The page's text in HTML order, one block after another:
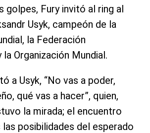
golpes, Fury invitó al ring al
Usyk, campeón de la
la Federación
Organización Mundial.
a Usyk, “No vas a poder,
qué vas a hacer”, quien,
la mirada; el encuentro
posibilidades del esperado